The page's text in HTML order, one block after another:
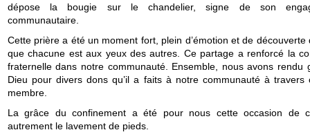
dépose la bougie sur le chandelier, signe de son
communautaire.
Cette prière a été un moment fort, plein d’émotion et de découverte
que chacune est aux yeux des autres. Ce partage a renforcé la
fraternelle dans notre communauté. Ensemble, nous avons rendu
Dieu pour divers dons qu’il a faits à notre communauté à travers
membre.
La grâce du confinement a été pour nous cette occasion de
autrement le lavement de pieds.